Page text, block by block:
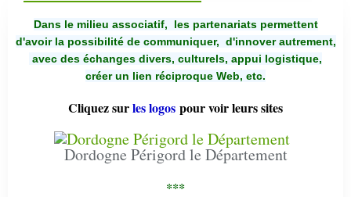
Dans le milieu associatif, les partenariats permettent
d'avoir la possibilité de communiquer, d'innover autrement,
avec des échanges divers, culturels, appui logistique,
créer un lien réciproque Web, etc.
Cliquez surles logos pour voir leurs sites
Dordogne Périgord le Département
***